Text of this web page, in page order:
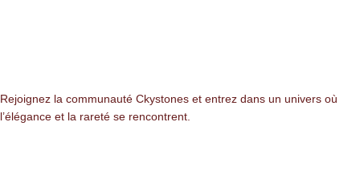
Rejoignez la communauté Ckystones et entrez dans un univers où
l’élégance et la rareté se rencontrent.